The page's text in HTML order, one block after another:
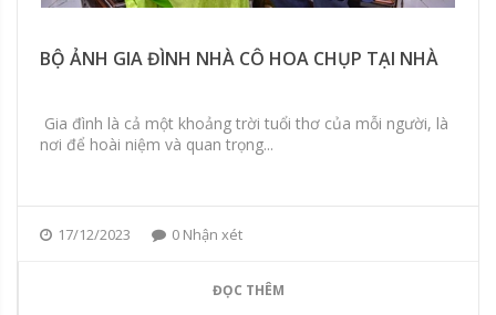
BỘ ẢNH GIA ĐÌNH NHÀ CÔ HOA CHỤP TẠI NHÀ
Gia đình là cả một khoảng trời tuổi thơ của mỗi người, là
nơi để hoài niệm và quan trọng...
17/12/2023 0 Nhận xét
ĐỌC THÊM